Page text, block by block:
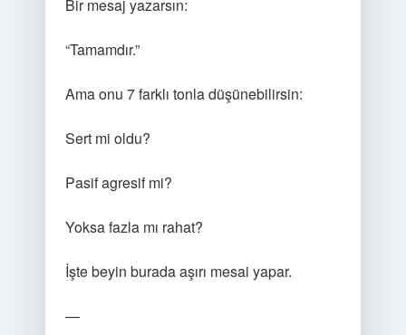
Bir mesaj yazarsın:
“Tamamdır.”
Ama onu 7 farklı tonla düşünebilirsin:
Sert mi oldu?
Pasif agresif mi?
Yoksa fazla mı rahat?
İşte beyin burada aşırı mesai yapar.
—